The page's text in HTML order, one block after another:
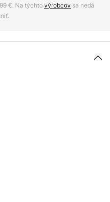
€. Na týchtovýrobcov sa nedá